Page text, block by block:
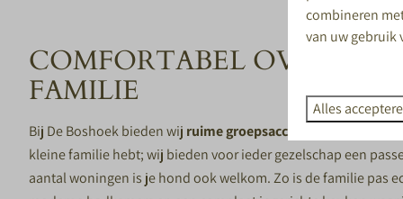
COMFORTABEL
FAMILIE
Bij De Boshoek bieden wij ruime groepsaccommodaties
kleine familie hebt; wij bieden voor ieder gezelschap een
aantal woningen is je hond ook welkom. Zo is de familie pas
combineren
van uw gebruik
Alles